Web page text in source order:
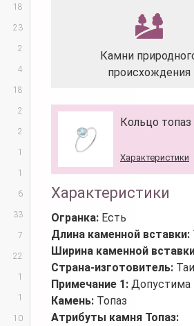
18
23
2
4
18
2
2
1
1
6
33
7
22
1
1
10
Камни
происхождения
Кольцо топаз
Характеристики
Характеристики
Огранка: Есть
Длина каменной вставки:
Ширина каменной
Страна-изготовитель:
Примечание 1: Допустима
Камень: Топаз
Атрибуты камня Топаз: